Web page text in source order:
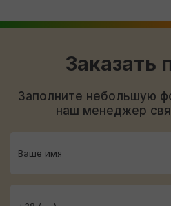
Заказать
Заполните небольшую
наш менеджер